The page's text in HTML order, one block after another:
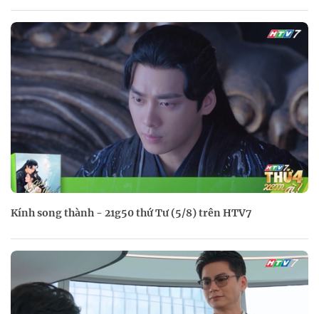
Kính song thành - 21g50 thứ Tư (5/8) trên HTV7